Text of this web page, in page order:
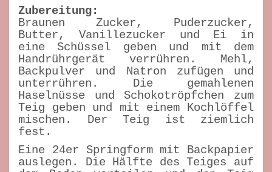
Zubereitung:
Braunen Zucker, Puderzucker,
Butter, Vanillezucker und Ei in
eine Schüssel geben und mit dem
Handrührgerät verrühren. Mehl,
Backpulver und Natron zufügen und
unterrühren. Die gemahlenen
Haselnüsse und Schokotröpfchen zum
Teig geben und mit einem Kochlöffel
mischen. Der Teig ist ziemlich
fest.
Eine 24er Springform mit Backpapier
auslegen. Die Hälfte des Teiges auf